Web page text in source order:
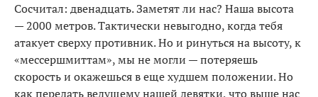
Сосчитал: двенадцать. Заметят ли нас? Наша высота
— 2000 метров. Тактически невыгодно, когда тебя
атакует сверху противник. Но и ринуться на высоту, к
«мессершмиттам», мы не могли — потеряешь
скорость и окажешься в еще худшем положении. Но
как передать ведущему нашей девятки, что выше нас